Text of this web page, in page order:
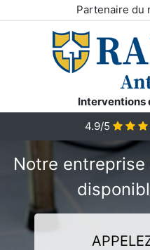
Partenaire du
Interventions
4.9/5
Notre